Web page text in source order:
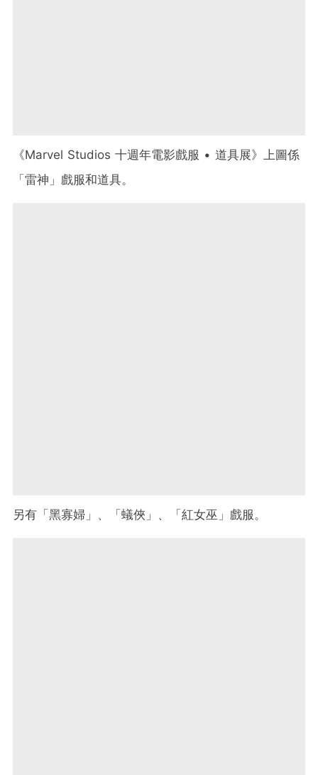
《Marvel Studios 十週年電影戲服 • 道具展》上圖係
「雷神」戲服和道具。
另有「黑寡婦」、「蟻俠」、「紅女巫」戲服。